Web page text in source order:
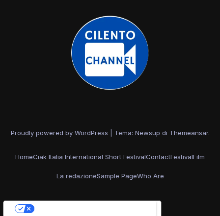
Proudly powered by WordPress Tema: Newsup di Themeansar.
HomeCiak Italia International Short FestivalContactFestivalFilm
La redazioneSample PageWho Are